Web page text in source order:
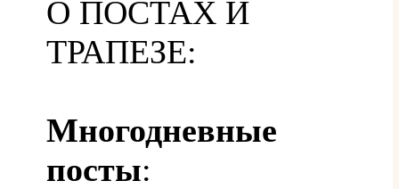
О ПОСТАХ И
ТРАПЕЗЕ:
Многодневные
посты: